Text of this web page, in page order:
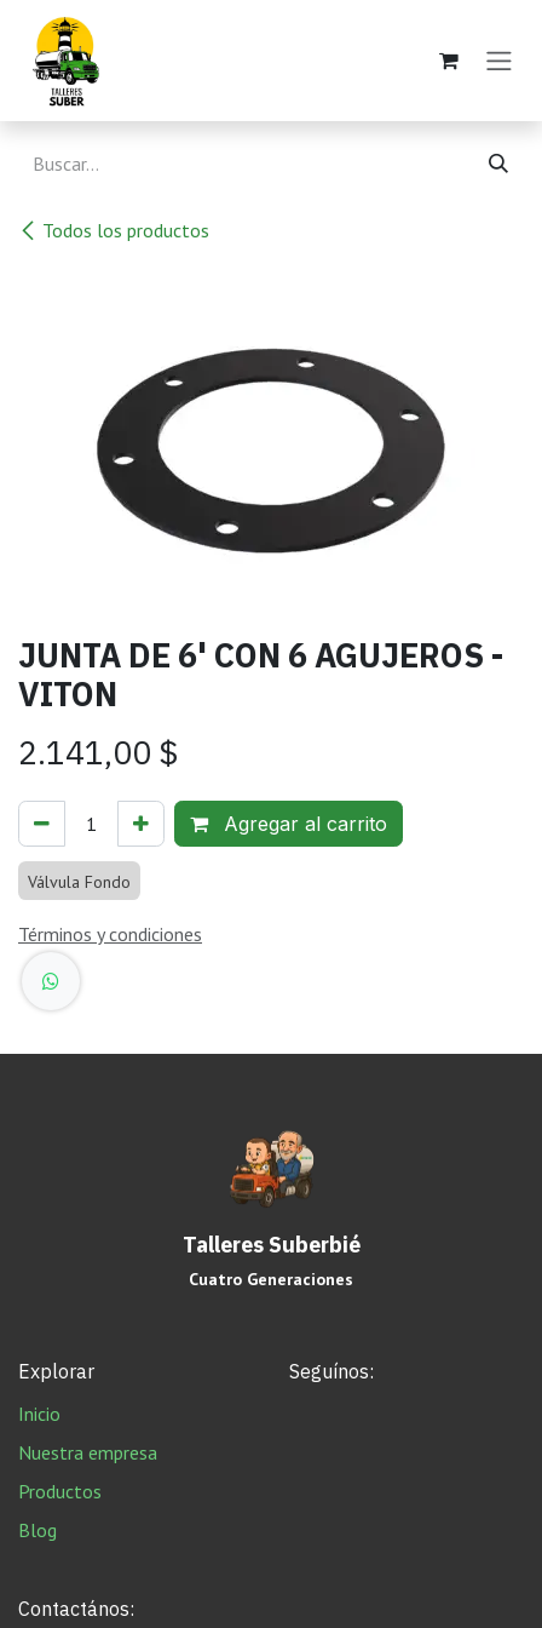
Ir al contenido
Todos los productos
JUNTA DE 6' CON 6 AGUJEROS -
VITON
2.141,00 $
Agregar al carrito
Válvula Fondo
Términos y condiciones
Talleres Suberbié
Cuatro Generaciones
Explorar
Inicio
Nuestra empresa
Productos
Blog
Contactános:
Seguínos: